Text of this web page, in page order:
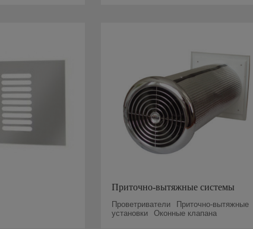
Приточно-вытяжные системы
Проветриватели
Приточно-вытяжные
установки
Оконные клапана